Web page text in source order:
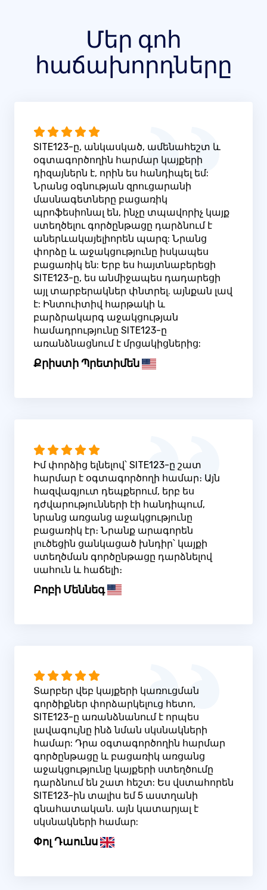
Մեր գոհ
հաճախորդները
SITE123-ը, անկասկած, ամենահեշտ և
օգտագործողին հարմար կայքերի
դիզայներն է, որին ես հանդիպել եմ:
Նրանց օգնության զրուցարանի
մասնագետները բացառիկ
պրոֆեսիոնալ են, ինչը տպավորիչ կայք
ստեղծելու գործընթացը դարձնում է
աներևակայելիորեն պարզ: Նրանց
փորձը և աջակցությունը իսկապես
բացառիկ են: Երբ ես հայտնաբերեցի
SITE123-ը, ես անմիջապես դադարեցի
այլ տարբերակներ փնտրել. այնքան լավ
է: Ինտուիտիվ հարթակի և
բարձրակարգ աջակցության
համադրությունը SITE123-ը
առանձնացնում է մրցակիցներից:
Քրիստի Պրետիմեն
Իմ փորձից ելնելով՝ SITE123-ը շատ
հարմար է օգտագործողի համար։ Այն
հազվագյուտ դեպքերում, երբ ես
դժվարությունների էի հանդիպում,
նրանց առցանց աջակցությունը
բացառիկ էր։ Նրանք արագորեն
լուծեցին ցանկացած խնդիր՝ կայքի
ստեղծման գործընթացը դարձնելով
սահուն և հաճելի։
Բոբի Մեննեգ
Տարբեր վեբ կայքերի կառուցման
գործիքներ փորձարկելուց հետո,
SITE123-ը առանձնանում է որպես
լավագույնը ինձ նման սկսնակների
համար: Դրա օգտագործողին հարմար
գործընթացը և բացառիկ առցանց
աջակցությունը կայքերի ստեղծումը
դարձնում են շատ հեշտ: Ես վստահորեն
SITE123-ին տալիս եմ 5 աստղանի
գնահատական. այն կատարյալ է
սկսնակների համար:
Փոլ Դաունս